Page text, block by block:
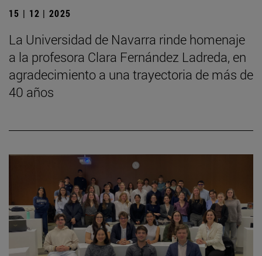
15 | 12 | 2025
La Universidad de Navarra rinde homenaje
a la profesora Clara Fernández Ladreda, en
agradecimiento a una trayectoria de más de
40 años